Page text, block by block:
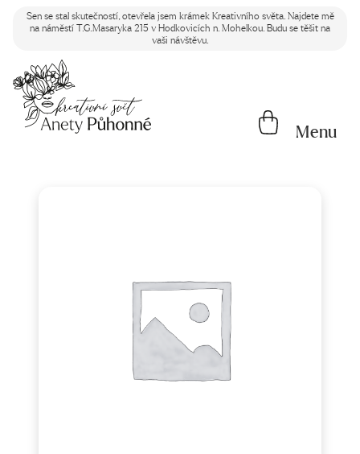
Sen se stal skutečností, otevřela jsem krámek Kreativního světa. Najdete mě
na náměstí T.G.Masaryka 215 v Hodkovicích n. Mohelkou. Budu se těšit na
vaši návštěvu.
Menu